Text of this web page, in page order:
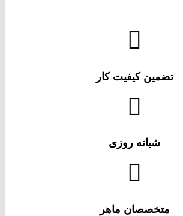
تضمین کیفیت کار
شبانه روزی
متخصصان ماهر